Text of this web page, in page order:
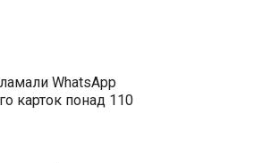
WhatsApp
карток понад 110